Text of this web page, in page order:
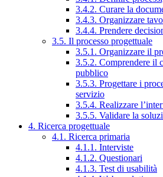
3.4.2. Curare la
3.4.3. Organizzare
3.4.4. Prendere
3.5. Il processo progettuale
3.5.1. Organizzare il
3.5.2. Comprendere il
pubblico
3.5.3. Progettare i
servizio
3.5.4. Realizzare
3.5.5. Validare la
4. Ricerca progettuale
4.1. Ricerca primaria
4.1.1. Interviste
4.1.2. Questionari
4.1.3. Test di usabilità